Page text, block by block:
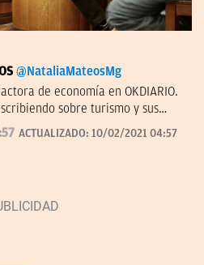
@NataliaMateosMg
de economía en OKDIARIO.
sobre turismo y sus
estoy descubriendo el mundo de
el retail. Antes en el Palacio de la
ACTUALIZADO: 10/02/2021 04:57